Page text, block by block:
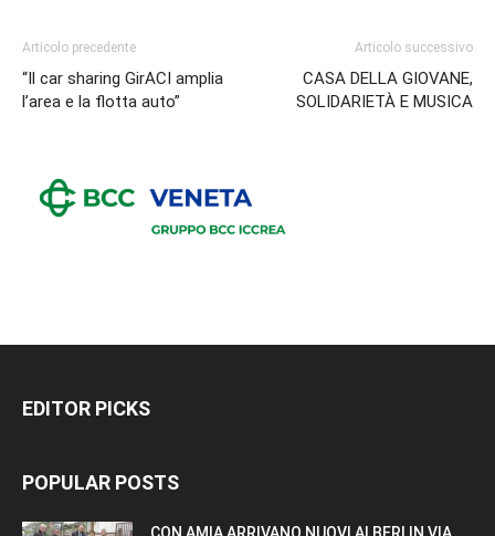
Articolo precedente
“Il car sharing GirACI amplia
l’area e la flotta auto”
Articolo successivo
CASA DELLA GIOVANE,
SOLIDARIETÀ E MUSICA
EDITOR PICKS
POPULAR POSTS
CON AMIA ARRIVANO NUOVI ALBERI IN VIA